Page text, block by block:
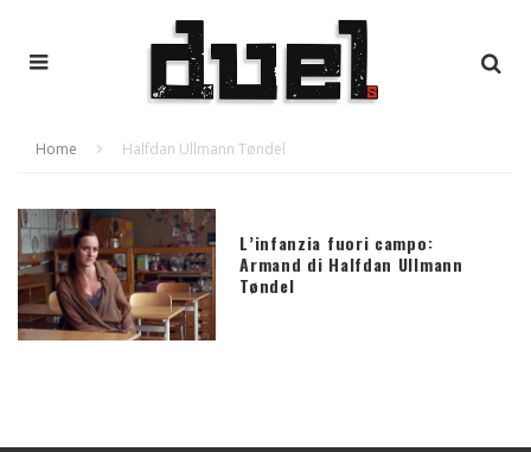
Home Halfdan Ullmann Tøndel
L’infanzia fuori campo:
Armand di Halfdan Ullmann
Tøndel